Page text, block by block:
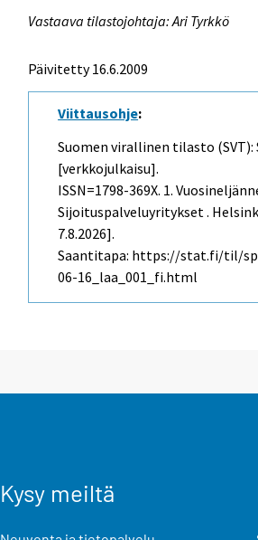
Vastaava tilastojohtaja: Ari Tyrkkö
Päivitetty 16.6.2009
Viittausohje:
Suomen virallinen tilasto
[verkkojulkaisu].
ISSN=1798-369X. 1.
Sijoituspalveluyritykset .
7.8.2026].
Saantitapa: https://stat.fi/til/
06-16_laa_001_fi.html
Kysy meiltä